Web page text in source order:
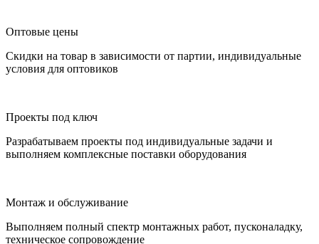
Оптовые цены
Скидки на товар в зависимости от партии, индивидуальные
условия для оптовиков
Проекты под ключ
Разрабатываем проекты под индивидуальные задачи и
выполняем комплексные поставки оборудования
Монтаж и обслуживание
Выполняем полный спектр монтажных работ, пусконаладку,
техническое сопровождение